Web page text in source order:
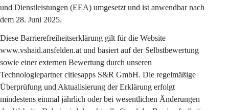
und Dienstleistungen (EEA) umgesetzt und ist anwendbar nach
dem 28. Juni 2025.
Diese Barrierefreiheitserklärung gilt für die Website
www.vshaid.ansfelden.at und basiert auf der Selbstbewertung
sowie einer externen Bewertung durch unseren
Technologiepartner citiesapps S&R GmbH. Die regelmäßige
Überprüfung und Aktualisierung der Erklärung erfolgt
mindestens einmal jährlich oder bei wesentlichen Änderungen